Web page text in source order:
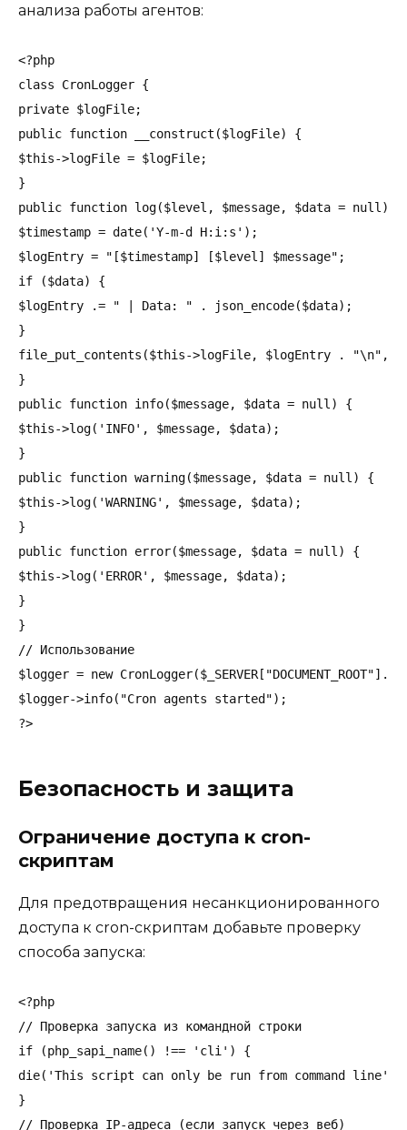
анализа работы агентов:
<?php
class CronLogger {
private $logFile;
public function __construct($logFile) {
$this->logFile = $logFile;
}
public function log($level, $message, $data = null) {
$timestamp = date('Y-m-d H:i:s');
$logEntry = "[$timestamp] [$level] $message";
if ($data) {
$logEntry .= " | Data: " . json_encode($data);
}
file_put_contents($this->logFile, $logEntry . "\n",
}
public function info($message, $data = null) {
$this->log('INFO', $message, $data);
}
public function warning($message, $data = null) {
$this->log('WARNING', $message, $data);
}
public function error($message, $data = null) {
$this->log('ERROR', $message, $data);
}
}
// Использование
$logger = new
$logger->info("Cron agents started");
?>
Безопасность и защита
Ограничение доступа к cron-
скриптам
Для предотвращения несанкционированного
доступа к cron-скриптам добавьте проверку
способа запуска:
<?php
// Проверка запуска из командной строки
if (php_sapi_name() !== 'cli') {
die('This script can only be run from command line');
}
// Проверка IP-адреса (если запуск через веб)